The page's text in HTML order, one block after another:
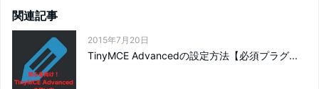
関連記事
2015年7月20日
TinyMCE Advancedの設定方法【必須プラグ...